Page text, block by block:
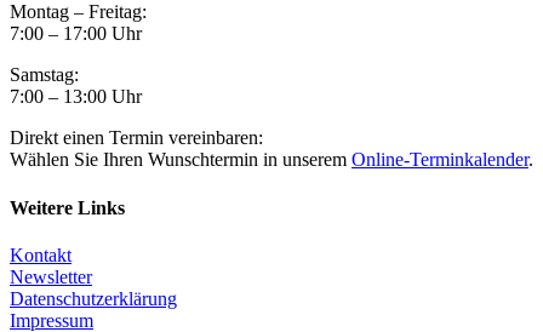
Montag – Freitag:
7:00 – 17:00 Uhr
Samstag:
7:00 – 13:00 Uhr
Direkt einen Termin vereinbaren:
Wählen Sie Ihren Wunschtermin in unserem Online-Terminkalender.
Weitere Links
Kontakt
Newsletter
Datenschutzerklärung
Impressum